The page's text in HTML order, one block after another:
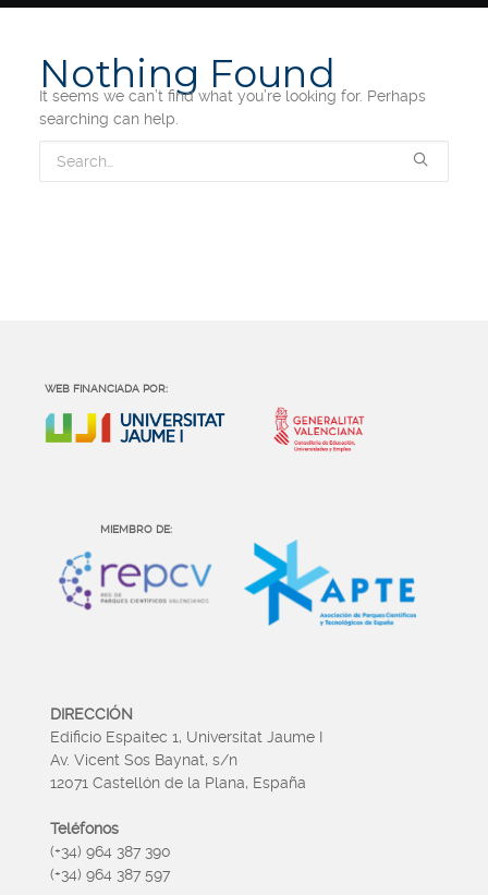
Nothing Found
It seems we can’t find what you’re looking for. Perhaps
searching can help.
WEB FINANCIADA POR:
MIEMBRO DE:
DIRECCIÓN
Edificio Espaitec 1, Universitat Jaume I
Av. Vicent Sos Baynat, s/n
12071 Castellón de la Plana, España
Teléfonos
(+34) 964 387 390
(+34) 964 387 597